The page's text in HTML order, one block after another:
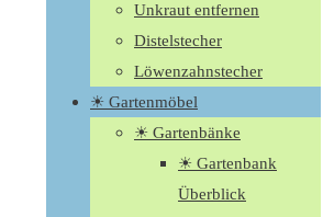
Unkraut entfernen
Distelstecher
Löwenzahnstecher
☀ Gartenmöbel
☀ Gartenbänke
☀ Gartenbank
Überblick